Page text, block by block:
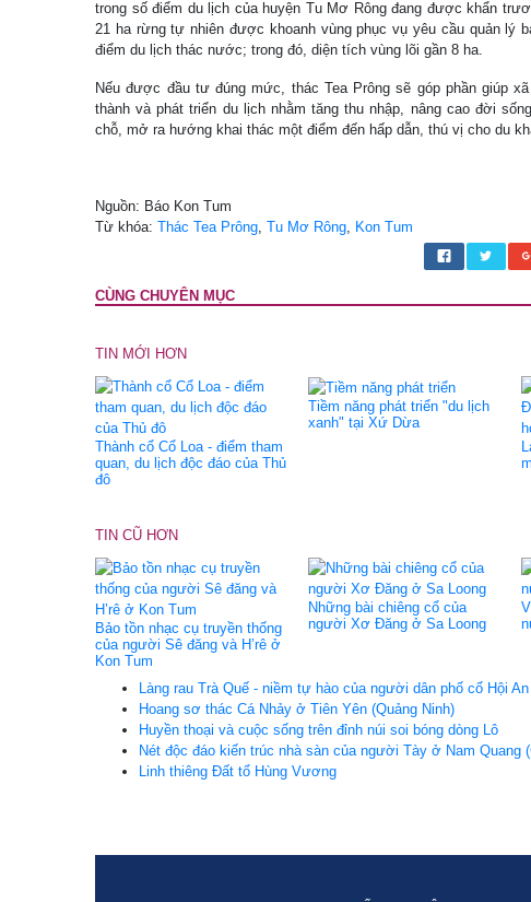
trong số điểm du lịch của huyện Tu Mơ Rông đang được khẩn
21 ha rừng tự nhiên được khoanh vùng phục vụ yêu cầu quản lý
điểm du lịch thác nước; trong đó, diện tích vùng lõi gần 8 ha.
Nếu được đầu tư đúng mức, thác Tea Prông sẽ góp phần giúp
thành và phát triển du lịch nhằm tăng thu nhập, nâng cao đời
chỗ, mở ra hướng khai thác một điểm đến hấp dẫn, thú vị cho
Nguồn: Báo Kon Tum
Từ khóa: Thác Tea Prông, Tu Mơ Rông, Kon Tum
CÙNG CHUYÊN MỤC
TIN MỚI HƠN
Thành cổ Cổ Loa - điểm tham
quan, du lịch độc đáo của Thủ
đô
Tiềm năng phát triển "du lịch
xanh" tại Xứ Dừa
TIN CŨ HƠN
Bảo tồn nhạc cụ truyền thống
của người Sê đăng và H’rê ở
Kon Tum
Những bài chiêng cổ của
người Xơ Đăng ở Sa Loong
Làng rau Trà Quế - niềm tự hào của người dân phố cổ Hội An
Hoang sơ thác Cá Nhảy ở Tiên Yên (Quảng Ninh)
Huyền thoại và cuộc sống trên đỉnh núi soi bóng dòng Lô
Nét độc đáo kiến trúc nhà sàn của người Tày ở Nam Quang
Linh thiêng Đất tổ Hùng Vương